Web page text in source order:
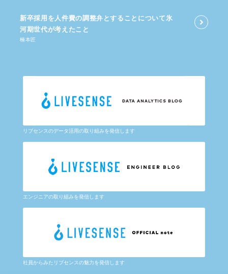
新卒採用を​人件費の​調整弁と​する​ことに​ついて​氷
河期世代が​考えた​こと
楠本匠
リブセンスのデータ活用の取り組みを発信します
エンジニアの取り組みを発信します
社員からみたリブセンスの魅力を発信します